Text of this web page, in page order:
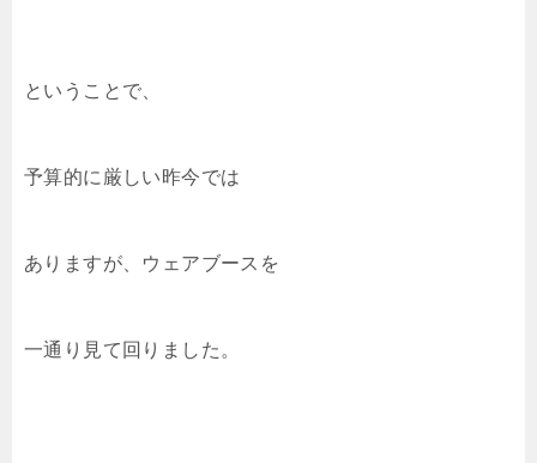
ということで、
予算的に厳しい昨今では
ありますが、ウェアブースを
一通り見て回りました。